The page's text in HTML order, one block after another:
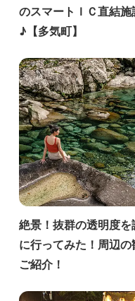
のスマートＩＣ直結
♪【多気町】
絶景！抜群の透明度を
に行ってみた！周辺
ご紹介！